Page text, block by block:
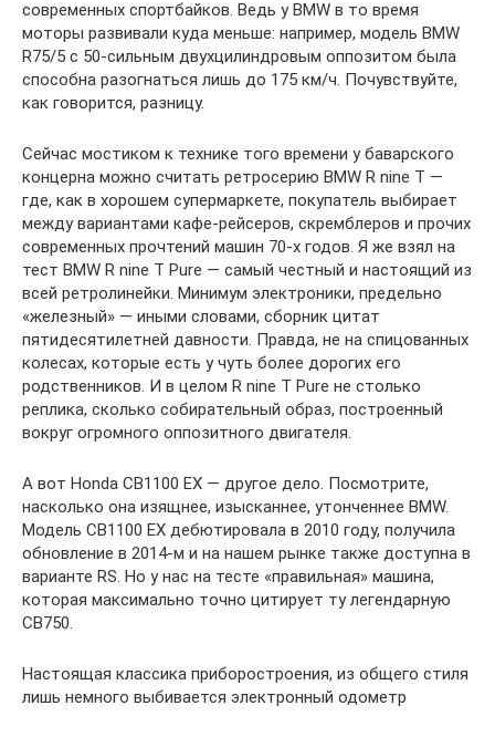
современных спортбайков. Ведь у BMW в то время
моторы развивали куда меньше: например, модель BMW
R75/5 с 50-сильным двухцилиндровым оппозитом была
способна разогнаться лишь до 175 км/ч. Почувствуйте,
как говорится, разницу.
Сейчас мостиком к технике того времени у баварского
концерна можно считать ретросерию BMW R nine T —
где, как в хорошем супермаркете, покупатель выбирает
между вариантами кафе-рейсеров, скремблеров и прочих
современных прочтений машин ­70-х годов. Я же взял на
тест BMW R nine T Pure — самый честный и настоящий из
всей ретролинейки. Минимум электроники, предельно
«железный» — иными словами, сборник цитат
пятидесятилетней давности. Правда, не на спицованных
колесах, которые есть у чуть более дорогих его
родственников. И в целом R nine T Pure не столько
реплика, сколько собирательный образ, построенный
вокруг огромного оппозитного двигателя.
А вот Honda CB1100 EX — другое дело. Посмотрите,
насколько она изящнее, изысканнее, утонченнее BMW.
Модель CB1100 EX дебютировала в 2010 году, получила
обновление в 2014-м и на ­нашем рынке также доступна в
варианте RS. Но у нас на тесте «правильная» машина,
которая максимально точно цитирует ту легендарную
CB750.
Настоящая классика приборостроения, из общего стиля
лишь немного выбивается электронный одометр